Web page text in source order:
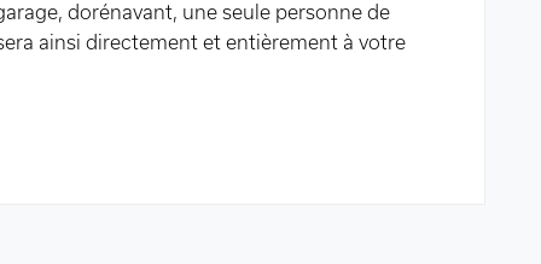
dorénavant, une seule personne de
ainsi directement et entièrement à votre